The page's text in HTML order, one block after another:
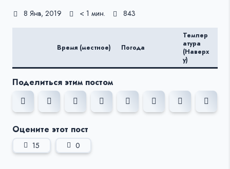
8 Янв, 2019 < 1 мин. 843
Время (местное) Погода
Темпер
атура
(Наверх
у)
Поделиться этим постом
Оцените этот пост
15 0